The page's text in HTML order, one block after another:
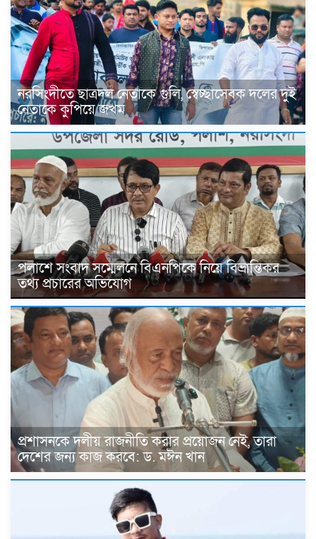
নরসিংদীতে ছাত্রদল নেতাকে গুলি, স্বেচ্ছাসেবক দলের দুই
নেতাকে কুপিয়ে জখম
পলাশে সংবাদ সম্মেলনে বিএনপিকে নিয়ে বিভ্রান্তিকর
তথ্য প্রচারের অভিযোগ
প্রশাসনকে দলীয় রাজনীতি করার প্রয়োজন নেই, তারা
দেশের জন্য কাজ করবে: ড. মঈন খান